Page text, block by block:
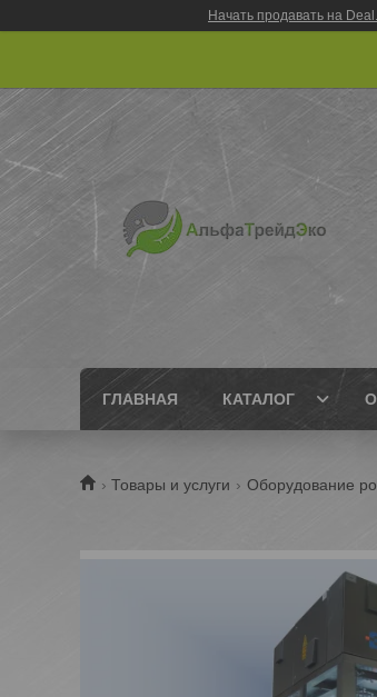
Начать продавать на
ГЛАВНАЯ КАТАЛОГ
Товары и услуги Оборудование